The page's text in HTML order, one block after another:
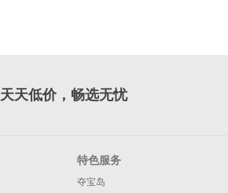
天天低价，畅选无忧
特色服务
夺宝岛